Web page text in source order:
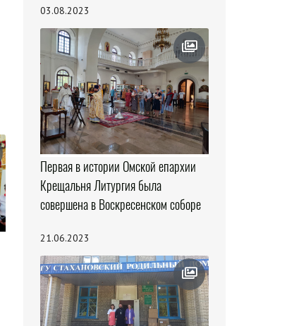
03.08.2023
Первая в истории Омской епархии
Крещальня Литургия была
совершена в Воскресенском соборе
21.06.2023